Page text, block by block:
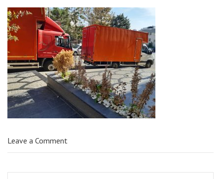
Leave a Comment